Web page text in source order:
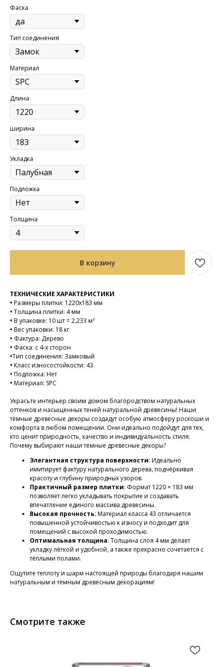
Фаска
Тип соединения
Материал
Длина
ширина
Укладка
Подложка
Толщина
В корзину
ТЕХНИЧЕСКИЕ ХАРАКТЕРИСТИКИ
• Размеры плитки: 1220х183 мм
• Толщина плитки: 4 мм
• В упаковке: 10 шт = 2,233 м²
• Вес упаковки: 18 кг
• Фактура: Дерево
• Фаска: с 4-х сторон
•Тип соединения: Замковый
• Класс износостойкости: 43
• Подложка: Нет
• Материал: SPC
Украсьте интерьер своим домом благородством натуральных
оттенков и насыщенных теней натуральной древесины! Наши
тёмные древесные декоры создадут особую атмосферу роскоши и
комфорта в любом помещении. Они идеально подойдут для тех,
кто ценит природность, качество и индивидуальность стиля.
Почему выбирают наши тёмные древесные декоры?
Элегантная структура поверхности: Идеально
имитирует фактуру натурального дерева, подчёркивая
красоту и глубину природных узоров.
Практичный размер плитки: Формат 1220 × 183 мм
позволяет легко укладывать покрытие и создавать
впечатление единого массива древесины.
Высокая прочность: Материал класса 43 отличается
повышенной устойчивостью к износу и подходит для
помещений с высокой проходимостью.
Оптимальная толщина: Толщина слоя 4 мм делает
укладку лёгкой и удобной, а также прекрасно сочетается с
тёплыми полами.
Ощутите теплоту и шарм настоящей природы благодаря нашим
натуральным и тёмным древесным декорациям!
Смотрите также